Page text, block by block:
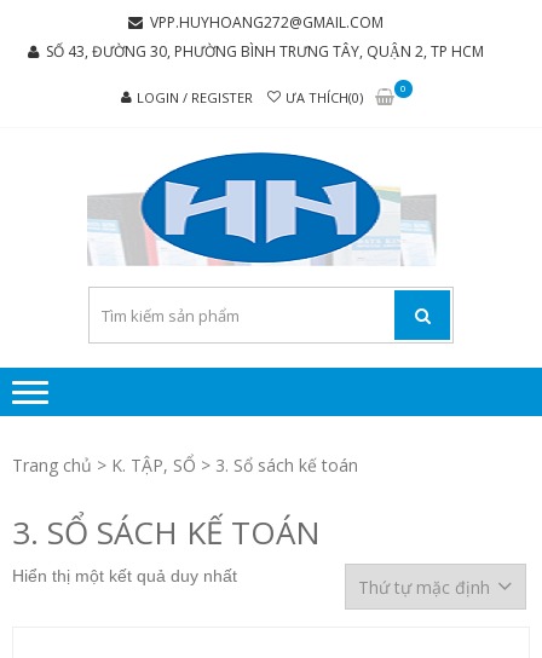
VPP.HUYHOANG272@GMAIL.COM
SỐ 43, ĐƯỜNG 30, PHƯỜNG BÌNH TRƯNG TÂY, QUẬN 2, TP HCM
LOGIN / REGISTER ƯA THÍCH(0)
0
Trang chủ > K. TẬP, SỔ > 3. Sổ sách kế toán
3. SỔ SÁCH KẾ TOÁN
Hiển thị một kết quả duy nhất